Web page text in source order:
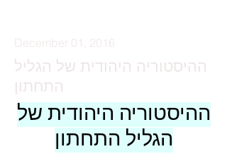
December 01, 2016
ההיסטוריה היהודית של הגליל
התחתון
ההיסטוריה היהודית של
הגליל התחתון